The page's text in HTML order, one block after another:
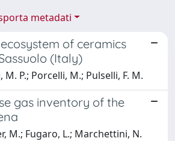
metadati
of ceramics
(Italy)
M. P.; Porcelli, M.; Pulselli, F. M.
gas inventory of the
M.; Fugaro, L.; Marchettini, N.